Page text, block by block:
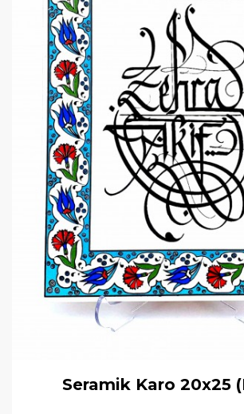
Seramik Karo 20x25